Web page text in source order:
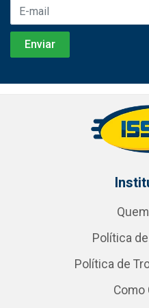
Política
Política de
Como